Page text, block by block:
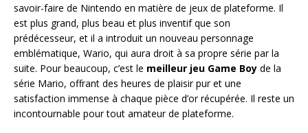
savoir-faire de Nintendo en matière de jeux de plateforme. Il
est plus grand, plus beau et plus inventif que son
prédécesseur, et il a introduit un nouveau personnage
emblématique, Wario, qui aura droit à sa propre série par la
suite. Pour beaucoup, c’est le meilleur jeu Game Boy de la
série Mario, offrant des heures de plaisir pur et une
satisfaction immense à chaque pièce d’or récupérée. Il reste un
incontournable pour tout amateur de plateforme.